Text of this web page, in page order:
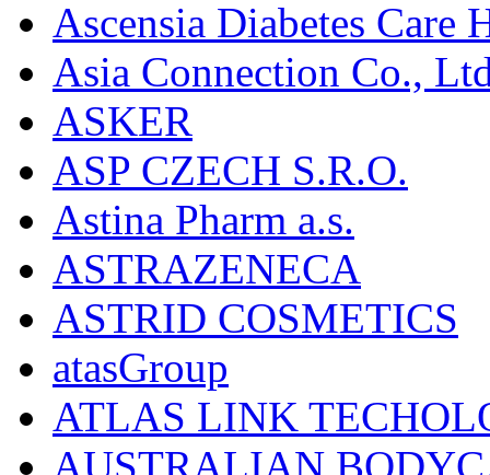
Ascensia Diabetes Care
Asia Connection Co.,
ASKER
ASP CZECH S.R.O.
Astina Pharm a.s.
ASTRAZENECA
ASTRID COSMETICS
atasGroup
ATLAS LINK